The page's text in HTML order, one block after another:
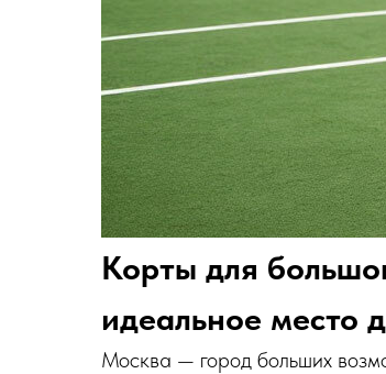
Корты для
идеальное место
Москва — город больших